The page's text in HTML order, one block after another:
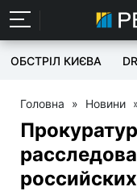
ОБСТРІЛ КИЄВА
Головна » Новини